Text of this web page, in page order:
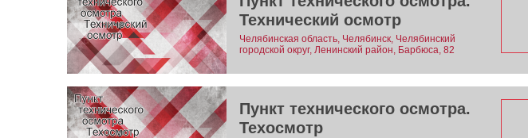
Технический осмотр
Челябинская область, Челябинск, Челябинский
городской округ, Ленинский район, Барбюса, 82
Пункт технического осмотра.
Техосмотр